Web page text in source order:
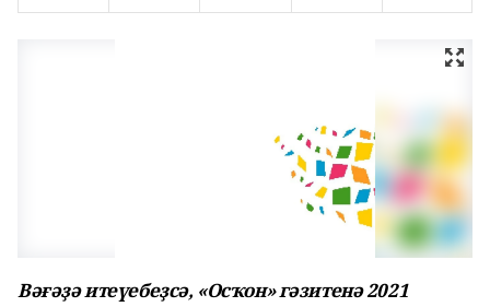
Вәғәҙә итеүебеҙсә, «Осҡон» гәзитенә 2021